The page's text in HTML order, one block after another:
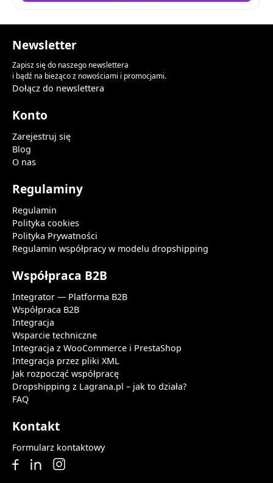
Newsletter
Zapisz się do naszego newslettera
i bądź na bieżąco z nowościami i promocjami.
Dołącz do newslettera
Konto
Zarejestruj się
Blog
O nas
Regulaminy
Regulamin
Polityka cookies
Polityka Prywatności
Regulamin współpracy w modelu dropshipping
Współpraca B2B
Integrator — Platforma B2B
Współpraca B2B
Integracja
Wsparcie techniczne
Integracja z WooCommerce i PrestaShop
Integracja przez pliki XML
Jak rozpocząć współpracę
Dropshipping z Lagrana.pl – jak to działa?
FAQ
Kontakt
Formularz kontaktowy